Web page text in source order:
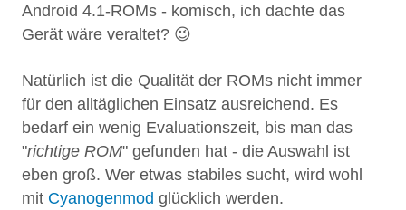
Android 4.1-ROMs - komisch, ich dachte das
Gerät wäre veraltet? 😉
Natürlich ist die Qualität der ROMs nicht immer
für den alltäglichen Einsatz ausreichend. Es
bedarf ein wenig Evaluationszeit, bis man das
"richtige ROM" gefunden hat - die Auswahl ist
eben groß. Wer etwas stabiles sucht, wird wohl
mit Cyanogenmod glücklich werden.